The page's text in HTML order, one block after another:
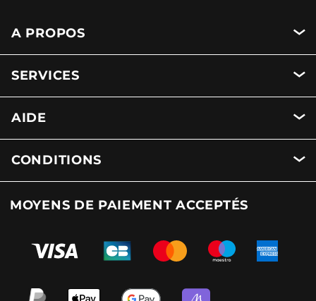
A PROPOS
SERVICES
AIDE
CONDITIONS
MOYENS DE PAIEMENT ACCEPTÉS